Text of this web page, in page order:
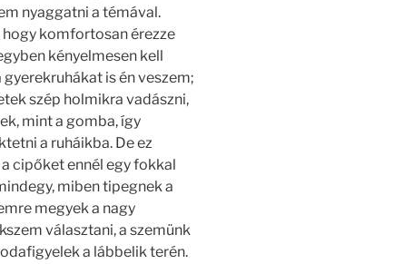
nyaggatni a témával.
komfortosan érezze
kényelmesen kell
is én veszem;
szép holmikra vadászni,
mint a gomba, így
a ruháikba. De ez
cipőket ennél egy fokkal
miben tipegnek a
megyek a nagy
választani, a szemünk
a lábbelik terén.